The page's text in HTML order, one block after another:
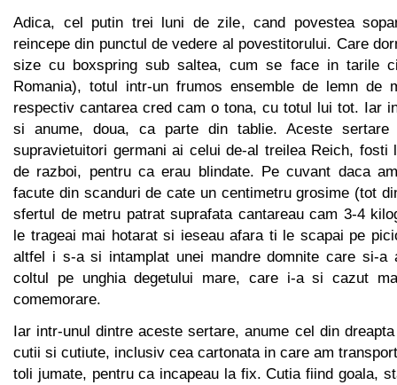
Adica, cel putin trei luni de zile, cand povestea
reincepe din punctul de vedere al povestitorului. Care
size cu boxspring sub saltea, cum se face in tarile
Romania), totul intr-un frumos ensemble de lemn de
respectiv cantarea cred cam o tona, cu totul lui tot. Iar
si anume, doua, ca parte din tablie. Aceste sertare
supravietuitori germani ai celui de-al treilea Reich, fosti
de razboi, pentru ca erau blindate. Pe cuvant daca
facute din scanduri de cate un centimetru grosime (tot
sfertul de metru patrat suprafata cantareau cam 3-4
le trageai mai hotarat si ieseau afara ti le scapai pe
altfel i s-a si intamplat unei mandre domnite care si-a
coltul pe unghia degetului mare, care i-a si cazut
comemorare.
Iar intr-unul dintre aceste sertare, anume cel din
cutii si cutiute, inclusiv cea cartonata in care am
toli jumate, pentru ca incapeau la fix. Cutia fiind goala,